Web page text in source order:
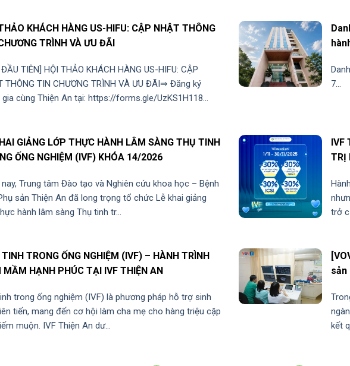
KHÁCH HÀNG US-HIFU: CẬP NHẬT THÔNG
TRÌNH VÀ ƯU ĐÃI
TIÊN] HỘI THẢO KHÁCH HÀNG US-HIFU: CẬP
THÔNG TIN CHƯƠNG TRÌNH VÀ ƯU ĐÃI⇒ Đăng ký
cùng Thiện An tại: https://forms.gle/UzKS1H118...
7...
GIẢNG LỚP THỰC HÀNH LÂM SÀNG THỤ TINH
ỐNG NGHIỆM (IVF) KHÓA 14/2026
nay, Trung tâm Đào tạo và Nghiên cứu khoa học – Bệnh
sản Thiện An đã long trọng tổ chức Lễ khai giảng
hành lâm sàng Thụ tinh tr...
IVF
TRỊ
trở
TRONG ỐNG NGHIỆM (IVF) – HÀNH TRÌNH
MẦM HẠNH PHÚC TẠI IVF THIỆN AN
trong ống nghiệm (IVF) là phương pháp hỗ trợ sinh
tiến, mang đến cơ hội làm cha mẹ cho hàng triệu cặp
muộn. IVF Thiện An dư...
sản
kết